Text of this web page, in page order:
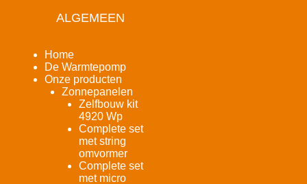
ALGEMEEN
Home
De Warmtepomp
Onze producten
Zonnepanelen
Zelfbouw kit
4920 Wp
Complete set
met string
omvormer
Complete set
met micro